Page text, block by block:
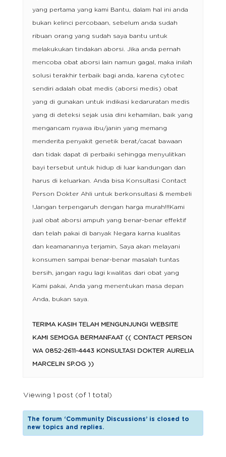
yang pertama yang kami Bantu, dalam hal ini anda
bukan kelinci percobaan, sebelum anda sudah
ribuan orang yang sudah saya bantu untuk
melakukukan tindakan aborsi. Jika anda pernah
mencoba obat aborsi lain namun gagal, maka inilah
solusi terakhir terbaik bagi anda, karena cytotec
sendiri adalah obat medis (aborsi medis) obat
yang di gunakan untuk indikasi kedaruratan medis
yang di deteksi sejak usia dini kehamilan, baik yang
mengancam nyawa ibu/janin yang memang
menderita penyakit genetik berat/cacat bawaan
dan tidak dapat di perbaiki sehingga menyulitkan
bayi tersebut untuk hidup di luar kandungan dan
harus di keluarkan. Anda bisa Konsultasi Contact
Person Dokter Ahli untuk berkonsultasi & membeli
!Jangan terpengaruh dengan harga murah!!!Kami
jual obat aborsi ampuh yang benar-benar effektif
dan telah pakai di banyak Negara karna kualitas
dan keamanannya terjamin, Saya akan melayani
konsumen sampai benar-benar masalah tuntas
bersih, jangan ragu lagi kwalitas dari obat yang
Kami pakai, Anda yang menentukan masa depan
Anda, bukan saya.
TERIMA KASIH TELAH MENGUNJUNGI WEBSITE
KAMI SEMOGA BERMANFAAT (( CONTACT PERSON
WA 0852-2611-4443 KONSULTASI DOKTER AURELIA
MARCELIN SP.OG ))
Viewing 1 post (of 1 total)
The forum ‘Community Discussions’ is closed to
new topics and replies.